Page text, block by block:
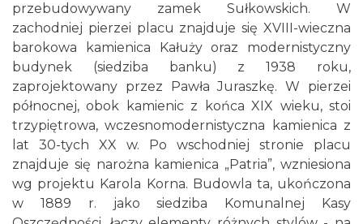
przebudowywany zamek Sułkowskich. W
zachodniej pierzei placu znajduje się XVIII-wieczna
barokowa kamienica Kałuży oraz modernistyczny
budynek (siedziba banku) z 1938 roku,
zaprojektowany przez Pawła Juraszkę. W pierzei
północnej, obok kamienic z końca XIX wieku, stoi
trzypiętrowa, wczesnomodernistyczna kamienica z
lat 30-tych XX w. Po wschodniej stronie placu
znajduje się narożna kamienica „Patria”, wzniesiona
wg projektu Karola Korna. Budowla ta, ukończona
w 1889 r. jako siedziba Komunalnej Kasy